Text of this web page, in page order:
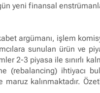
yeni finansal
argümanı, işlem
sunulan ürün ve
2-3 piyasa ile sınırlı
ihtiyacı
kalınmaktadır.